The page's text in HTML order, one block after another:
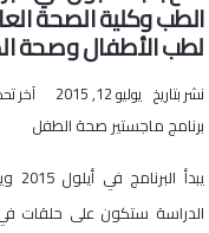
الطب وكلية الصحة
لطب الأطفال وصحة
نشر بتاريخ يوليو 12, 2015 آخر
برنامج ماجستير صحة الطفل
الدراسة ستكون على